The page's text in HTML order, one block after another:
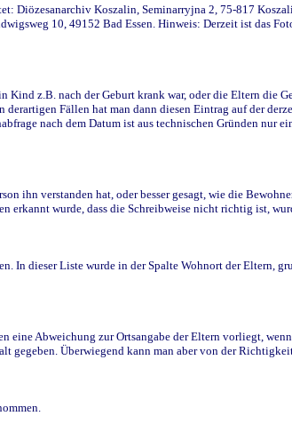
Koszalin, Seminarryjna 2, 75-817
10, 49152 Bad Essen. Hinweis: Derzeit ist das
z.B. nach der Geburt krank war, oder die Eltern die
Fällen hat man dann diesen Eintrag auf der
nach dem Datum ist aus technischen Gründen nur
ihn verstanden hat, oder besser gesagt, wie die
erkannt wurde, dass die Schreibweise nicht richtig ist,
dieser Liste wurde in der Spalte Wohnort der Eltern,
Abweichung zur Ortsangabe der Eltern vorliegt,
Überwiegend kann man aber von der Richtigkeit